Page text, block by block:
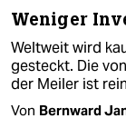
Weniger
Weltweit wird
gesteckt. Die
der Meiler ist
Von Bernward